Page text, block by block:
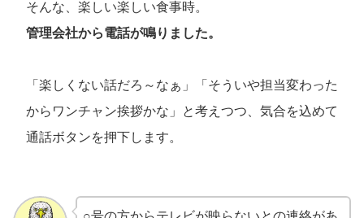
そんな、楽しい楽しい食事時。
管理会社から電話が鳴りました。
「楽しくない話だろ～なぁ」「そういや担当変わった
からワンチャン挨拶かな」と考えつつ、気合を込めて
通話ボタンを押下します。